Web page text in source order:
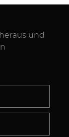
und